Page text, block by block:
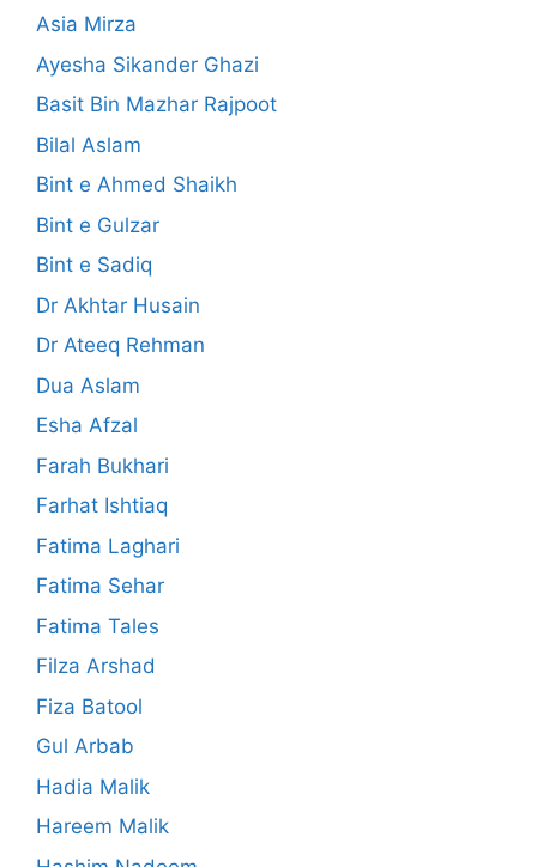
Asia Mirza
Ayesha Sikander Ghazi
Basit Bin Mazhar Rajpoot
Bilal Aslam
Bint e Ahmed Shaikh
Bint e Gulzar
Bint e Sadiq
Dr Akhtar Husain
Dr Ateeq Rehman
Dua Aslam
Esha Afzal
Farah Bukhari
Farhat Ishtiaq
Fatima Laghari
Fatima Sehar
Fatima Tales
Filza Arshad
Fiza Batool
Gul Arbab
Hadia Malik
Hareem Malik